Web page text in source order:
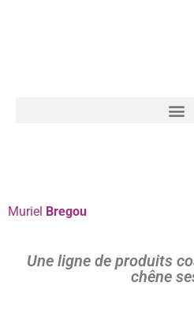
Muriel Bregou
Une ligne de produits
chêne